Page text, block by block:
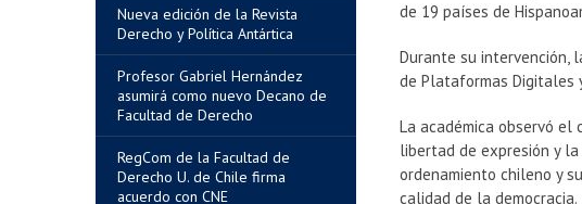
Nueva edición de la Revista
Derecho y Política Antártica
Profesor Gabriel Hernández
asumirá como nuevo Decano de
Facultad de Derecho
RegCom de la Facultad de
Derecho U. de Chile firma
acuerdo con CNE
de 19 países de
Durante su intervención,
de Plataformas Digitales
La académica observó
libertad de expresión y
ordenamiento chileno y
calidad de la democracia.